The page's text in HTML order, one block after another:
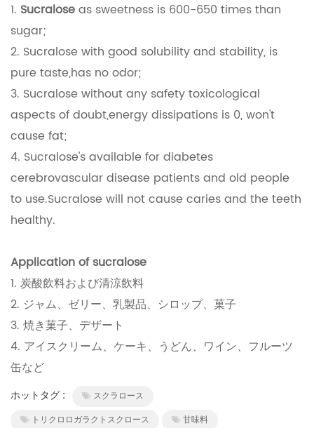
1. Sucraloseas sweetness is 600-650 times than
sugar;
2. Sucralose with good solubility and stability, is
pure taste,has no odor;
3. Sucralose without any safety toxicological
aspects of doubt,energy dissipations is 0, won't
cause fat;
4. Sucralose's available for diabetes
cerebrovascular disease patients and old people
to use.Sucralose will not cause caries and the teeth
healthy.
Application of sucralose
1. 炭酸飲料および清涼飲料
2. ジャム、ゼリー、乳製品、シロップ、菓子
3. 焼き菓子、デザート
4. アイスクリーム、ケーキ、うどん、ワイン、フルーツ
缶など
ホットタグ :
スクラロース
トリクロロガラクトスクロース
甘味料